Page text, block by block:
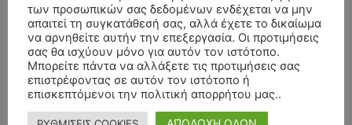
των προσωπικών σας δεδομένων ενδέχεται να μην
απαιτεί τη συγκατάθεσή σας, αλλά έχετε το δικαίωμα
να αρνηθείτε αυτήν την επεξεργασία. Οι προτιμήσεις
σας θα ισχύουν μόνο για αυτόν τον ιστότοπο.
Μπορείτε πάντα να αλλάξετε τις προτιμήσεις σας
επιστρέφοντας σε αυτόν τον ιστότοπο ή
επισκεπτόμενοι την πολιτική απορρήτου μας..